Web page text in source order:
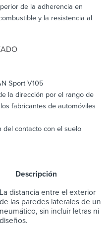
de la adherencia en
y la resistencia al
Sport V105
la dirección por el rango de
fabricantes de automóviles
del contacto con el suelo
Descripción
La distancia entre el exterior
de las paredes laterales de un
neumático, sin incluir letras ni
diseños.